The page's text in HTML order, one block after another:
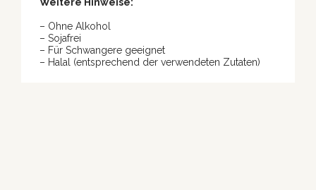
– Ohne Alkohol
– Sojafrei
– Für Schwangere geeignet
– Halal (entsprechend der verwendeten Zutaten)